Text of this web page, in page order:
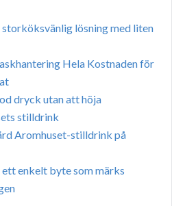
lösning med liten
Hela Kostnaden för
dryck utan att höja
stilldrink
Aromhuset-stilldrink på
enkelt byte som märks